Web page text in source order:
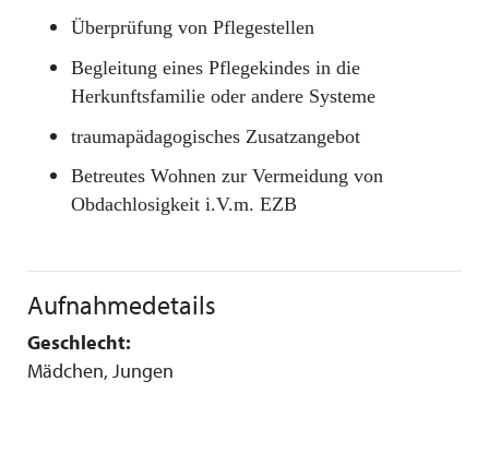
Überprüfung von Pflegestellen
Begleitung eines Pflegekindes in die
Herkunftsfamilie oder andere Systeme
traumapädagogisches Zusatzangebot
Betreutes Wohnen zur Vermeidung von
Obdachlosigkeit i.V.m. EZB
Aufnahmedetails
Geschlecht:
Mädchen, Jungen